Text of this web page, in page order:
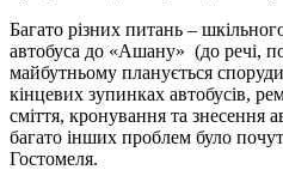
Багато різних питань –
автобуса до «Ашану» (до речі,
майбутньому планується
кінцевих зупинках автобусів,
сміття, кронування та знесення
багато інших проблем було
Гостомеля.